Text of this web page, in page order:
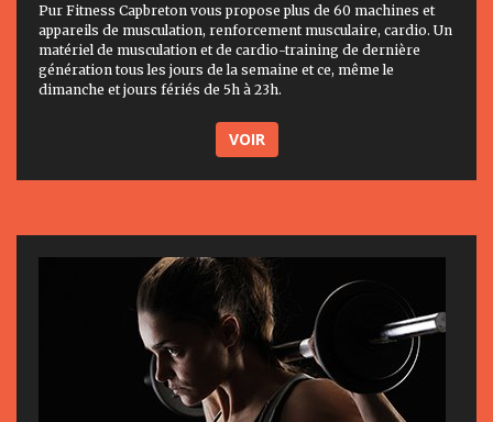
Pur Fitness Capbreton vous propose plus de 60 machines et
appareils de musculation, renforcement musculaire, cardio. Un
matériel de musculation et de cardio-training de dernière
génération tous les jours de la semaine et ce, même le
dimanche et jours fériés de 5h à 23h.
VOIR